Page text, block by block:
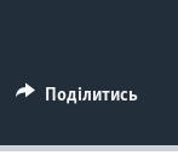
Поділитись